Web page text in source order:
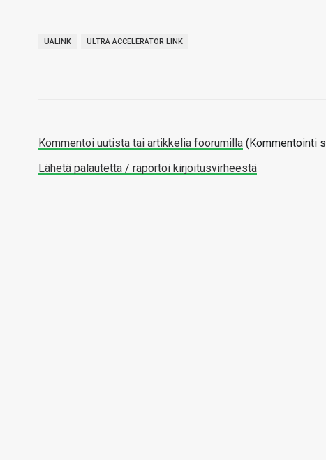
UALINK ULTRA ACCELERATOR LINK
Kommentoi uutista tai artikkelia foorumilla (Kommentointi
Lähetä palautetta / raportoi kirjoitusvirheestä